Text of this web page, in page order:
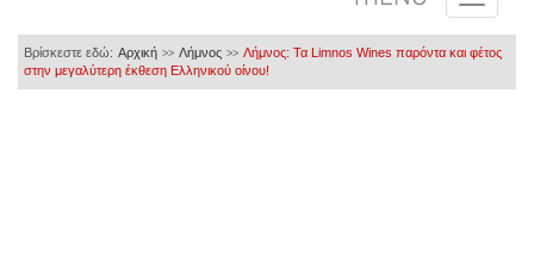
Βρίσκεστε εδώ: Αρχική >> Λήμνος >> Λήμνος: Τα Limnos Wines παρόντα και φέτος
στην μεγαλύτερη έκθεση Ελληνικού οίνου!